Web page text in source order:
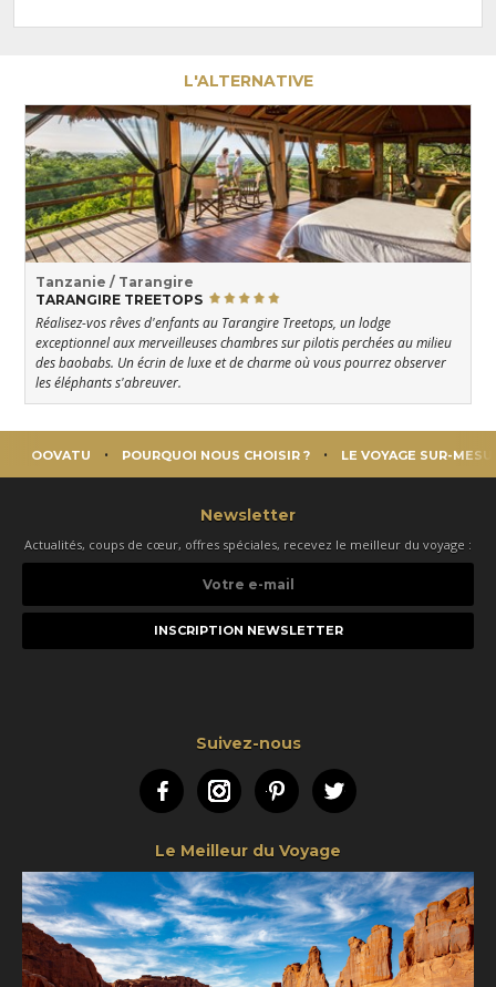
L'ALTERNATIVE
Tanzanie / Tarangire
TARANGIRE TREETOPS
Réalisez-vos rêves d'enfants au Tarangire Treetops, un lodge
exceptionnel aux merveilleuses chambres sur pilotis perchées au milieu
des baobabs. Un écrin de luxe et de charme où vous pourrez observer
les éléphants s'abreuver.
OOVATU POURQUOI NOUS CHOISIR ? LE VOYAGE SUR-
Newsletter
Actualités, coups de cœur, offres spéciales, recevez le meilleur du voyage :
e-
Suivez-nous
FacebookInstagramPinterestTwitter
Le Meilleur du Voyage